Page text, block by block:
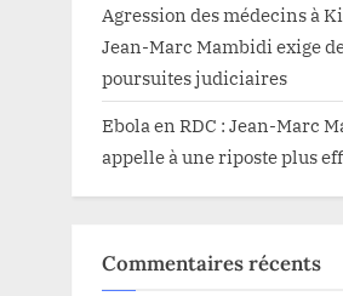
Agression des médecins à
Jean-Marc Mambidi exige
poursuites judiciaires
Ebola en RDC : Jean-Marc
appelle à une riposte plus
Commentaires récents